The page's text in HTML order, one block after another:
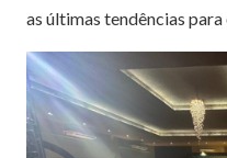
as últimas tendências para